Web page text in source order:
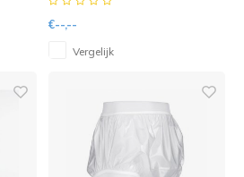
€--,--
Vergelijk